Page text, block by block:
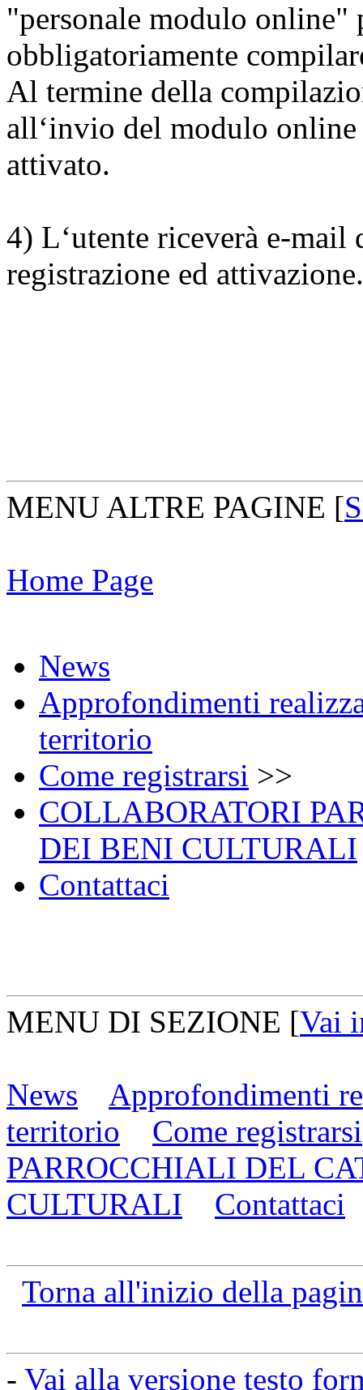
"personale modulo online"
obbligatoriamente
Al termine della
all‘invio del modulo online
attivato.
4) L‘utente riceverà e-mail
registrazione ed attivazione.
MENU ALTRE PAGINE [
Home Page
News
Approfondimenti
territorio
Come registrarsi >>
COLLABORATORI
DEI BENI CULTURALI
Contattaci
MENU DI SEZIONE [Vai
News
Approfondimenti
territorio
Come registrarsi
PARROCCHIALI DEL
CULTURALI
Contattaci
Torna all'inizio della
- Vai alla versione testo